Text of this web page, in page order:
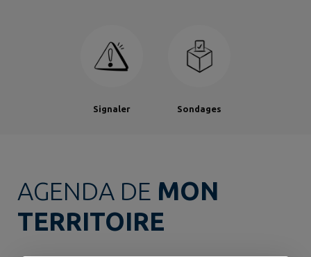
Signaler Sondages
AGENDA DE MON
TERRITOIRE